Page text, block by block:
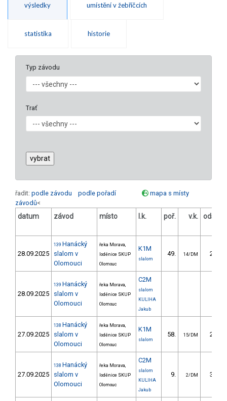
výsledky umístění v žebříčcích
statistika historie
Typ závodu
Trať
řadit: podle závodu podle pořadí
mapa s místy
závodů<
datum závod místo l.k. poř. v.k.
odstup
28.09.2025
139 Hanácký
slalom v
Olomouci
řeka Morava,
loděnice SKUP
Olomouc
K1M
slalom
49. 14/DM 27.00
28.09.2025
139 Hanácký
slalom v
Olomouci
řeka Morava,
loděnice SKUP
Olomouc
C2M
slalom
KULIHA
Jakub
27.09.2025
138 Hanácký
slalom v
Olomouci
řeka Morava,
loděnice SKUP
Olomouc
K1M
slalom
58. 15/DM 27.00
27.09.2025
138 Hanácký
slalom v
Olomouci
řeka Morava,
loděnice SKUP
Olomouc
C2M
slalom
KULIHA
Jakub
9. 2/DM 37.30